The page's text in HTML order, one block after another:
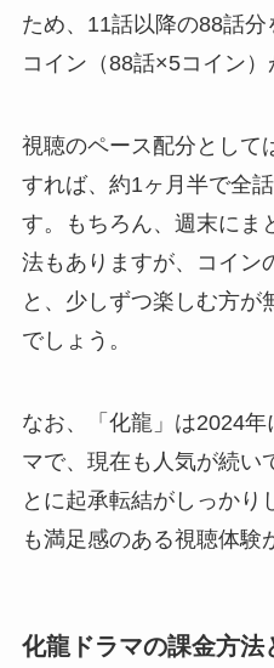
ため、11話以降の88話
コイン（88話×5コイン）
視聴のペース配分として
すれば、約1ヶ月半で全
す。もちろん、週末にま
法もありますが、コイン
と、少しずつ楽しむ方が
でしょう。
なお、「化龍」は2024
マで、現在も人気が続い
とに起承転結がしっかり
も満足感のある視聴体験
化龍ドラマの課金方法